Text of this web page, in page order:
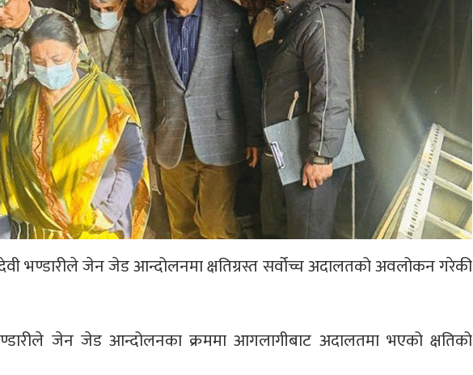
भण्डारीले जेन जेड आन्दोलनमा क्षतिग्रस्त सर्वोच्च अदालतको अवलोकन गरेकी
भण्डारीले जेन जेड आन्दोलनका क्रममा आगलागीबाट अदालतमा भएको क्षतिको